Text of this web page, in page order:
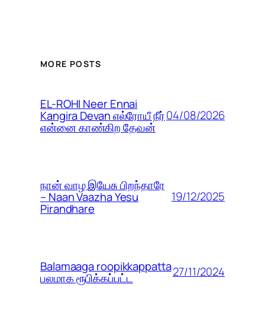
MORE POSTS
EL-ROHI Neer Ennai
Kangira Devan எல்ரோயீ நீர்
என்னை காண்கிற தேவன்
04/08/2026
நான் வாழ இயேசு பிறந்தாரே
– Naan Vaazha Yesu
Pirandhare
19/12/2025
Balamaaga roopikkappatta
பலமாக ரூபிக்கப்பட்ட 27/11/2024